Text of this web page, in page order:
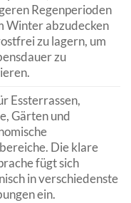
Regenperioden
Winter abzudecken
zu lagern, um
zu
Essterrassen,
Gärten und
Die klare
fügt sich
in verschiedenste
ein.